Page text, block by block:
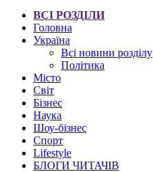
ВСІ РОЗДІЛИ
Головна
Україна
Всі новини розділу
Політика
Місто
Світ
Бізнес
Наука
Шоу-бізнес
Спорт
Lifestyle
БЛОГИ ЧИТАЧІВ